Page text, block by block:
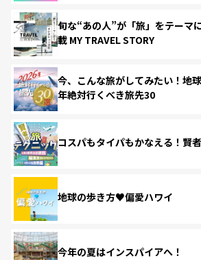
旬な“あの人”が「旅」をテーマ
載 MY TRAVEL STORY
今、こんな旅がしてみたい！地
年絶対行くべき旅先30
コスパもタイパもかなえる！賢
地球の歩き方♥偏愛ハワイ
今年の夏はインスパイアへ！